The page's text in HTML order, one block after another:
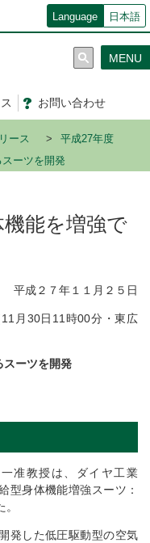
Language 日本語
お問い合わせ
MENU
ース
平成27年度
ーツを開発
能を増強で
平成２７年１１月２５日
月30日11時00分・東広
スーツを開発
准教授は、ダイヤ工業
型身体機能増強スーツ：
発した低圧駆動型の空気